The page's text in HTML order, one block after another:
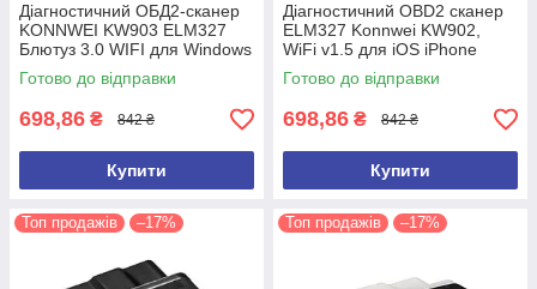
Діагностичний ОБД2-сканер
KONNWEI KW903 ELM327
Блютуз 3.0 WIFI для Windows
Android IOS Автосканер
ELM327
Готово до відправки
698,86 ₴ 842 ₴
Купити
Діагностичний OBD2 сканер
ELM327 Konnwei KW902,
WiFi v1.5 для iOS iPhone
Автосканер автотестер
ELM327
Готово до відправки
698,86 ₴ 842 ₴
Купити
Топ продажів –17% Топ продажів –17%